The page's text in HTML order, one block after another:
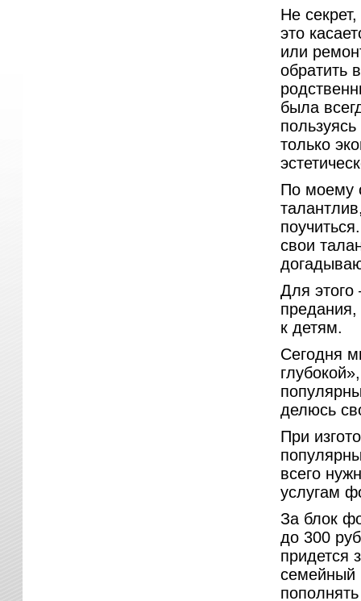
Не
это
или
обратить
была
только
По моему
свои
Для этого
к детям.
Сегодня
делюсь
При
всего
услугам
За блок
до 300
придется
семейный